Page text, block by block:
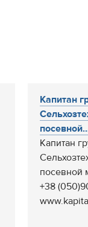
Капитан
Капитан
посевной
+38